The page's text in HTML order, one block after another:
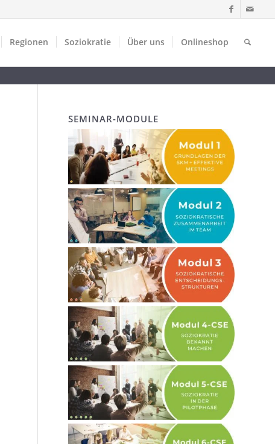
Regionen Soziokratie Über uns Onlineshop
SEMINAR-MODULE